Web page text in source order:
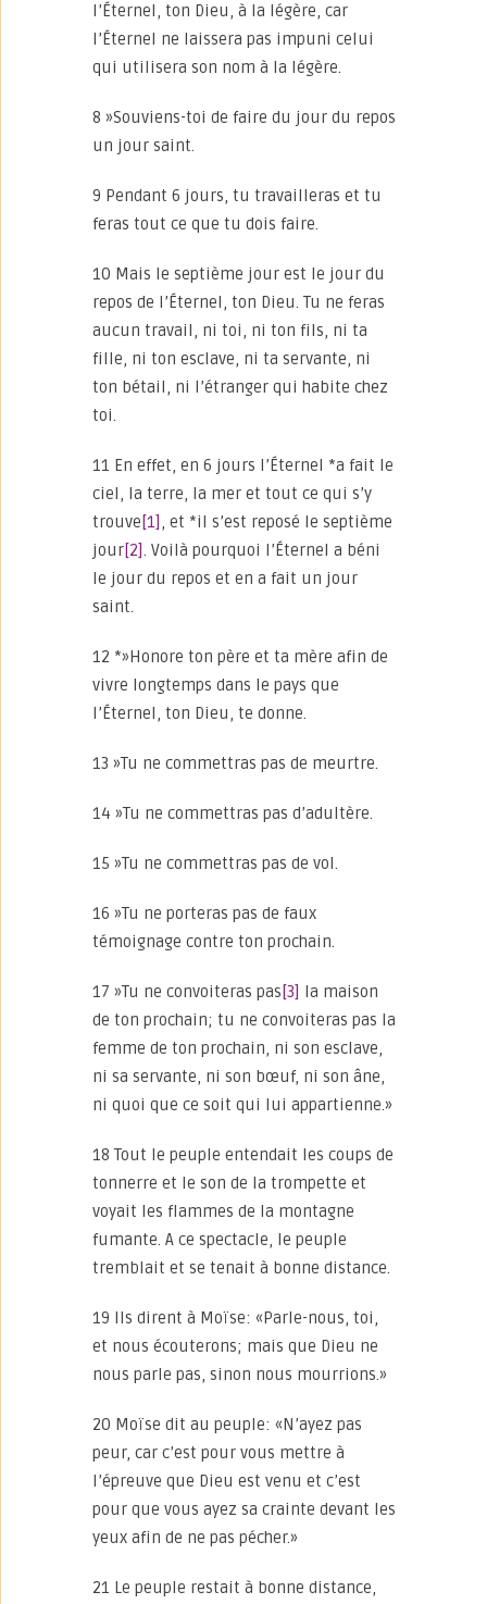
l’Éternel, ton Dieu, à la légère, car
l’Éternel ne laissera pas impuni celui
qui utilisera son nom à la légère.
8 »Souviens-toi de faire du jour du repos
un jour saint.
9 Pendant 6 jours, tu travailleras et tu
feras tout ce que tu dois faire.
10 Mais le septième jour est le jour du
repos de l’Éternel, ton Dieu. Tu ne feras
aucun travail, ni toi, ni ton fils, ni ta
fille, ni ton esclave, ni ta servante, ni
ton bétail, ni l’étranger qui habite chez
toi.
11 En effet, en 6 jours l’Éternel *a fait le
ciel, la terre, la mer et tout ce qui s’y
trouve [1] , et *il s’est reposé le septième
jour[2]. Voilà pourquoi l’Éternel a béni
le jour du repos et en a fait un jour
saint.
12 *»Honore ton père et ta mère afin de
vivre longtemps dans le pays que
l’Éternel, ton Dieu, te donne.
13 »Tu ne commettras pas de meurtre.
14 »Tu ne commettras pas d’adultère.
15 »Tu ne commettras pas de vol.
16 »Tu ne porteras pas de faux
témoignage contre ton prochain.
17 »Tu ne convoiteras pas [3] la maison
de ton prochain; tu ne convoiteras pas la
femme de ton prochain, ni son esclave,
ni sa servante, ni son bœuf, ni son âne,
ni quoi que ce soit qui lui appartienne.»
18 Tout le peuple entendait les coups de
tonnerre et le son de la trompette et
voyait les flammes de la montagne
fumante. A ce spectacle, le peuple
tremblait et se tenait à bonne distance.
19 Ils dirent à Moïse: «Parle-nous, toi,
et nous écouterons; mais que Dieu ne
nous parle pas, sinon nous mourrions.»
20 Moïse dit au peuple: «N’ayez pas
peur, car c’est pour vous mettre à
l’épreuve que Dieu est venu et c’est
pour que vous ayez sa crainte devant les
yeux afin de ne pas pécher.»
21 Le peuple restait à bonne distance,